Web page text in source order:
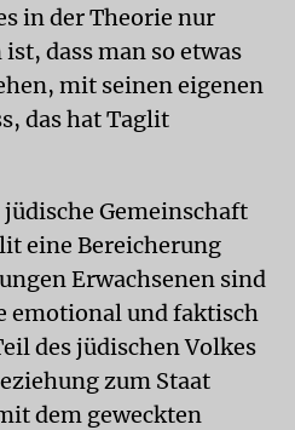
in der Theorie nur
dass man so etwas
mit seinen eigenen
das hat Taglit
Gemeinschaft
eine Bereicherung
Erwachsenen sind
emotional und faktisch
des jüdischen Volkes
zum Staat
dem geweckten